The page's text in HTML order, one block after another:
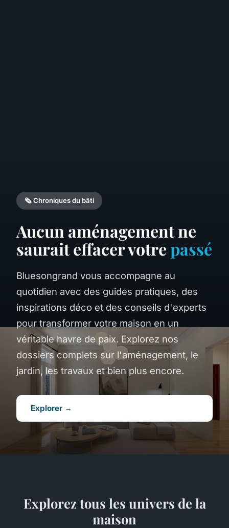
🗞️ Chroniques du bâti
Aucun aménagement ne
saurait effacer votrepassé
Bluesongrand vous accompagne au
quotidien avec des guides pratiques, des
inspirations déco et des conseils d'experts
pour transformer votre maison en un
véritable havre de paix. Explorez nos
dossiers complets sur l'aménagement, le
jardin, les travaux et bien plus encore.
Explorer →
Explorez tous les univers de la
maison